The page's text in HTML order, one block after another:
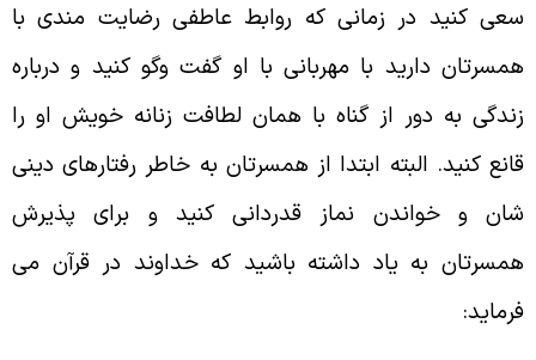
کنید در زمانی که روابط عاطفی رضایت مندی با
دارید با مهربانی با او گفت وگو کنید و درباره
به دور از گناه با همان لطافت زنانه خویش او را
کنید. البته ابتدا از همسرتان به خاطر رفتارهای دینی
و خواندن نماز قدردانی کنید و برای پذیرش
به یاد داشته باشید که خداوند در قرآن می‌